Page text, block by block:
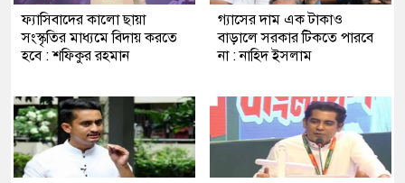
ফ্যাসিবাদের কালো ছায়া
সংস্কৃতির মাধ্যমে বিদায় করতে
হবে : শফিকুর রহমান
গ্যাসের দাম এক টাকাও
বাড়ালে সরকার টিকতে পারবে
না : নাহিদ ইসলাম